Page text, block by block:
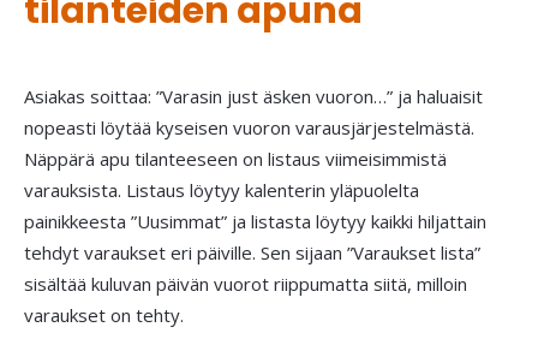
tilanteiden apuna
Asiakas soittaa: ”Varasin just äsken vuoron…” ja haluaisit
nopeasti löytää kyseisen vuoron varausjärjestelmästä.
Näppärä apu tilanteeseen on listaus viimeisimmistä
varauksista. Listaus löytyy kalenterin yläpuolelta
painikkeesta ”Uusimmat” ja listasta löytyy kaikki hiljattain
tehdyt varaukset eri päiville. Sen sijaan ”Varaukset lista”
sisältää kuluvan päivän vuorot riippumatta siitä, milloin
varaukset on tehty.